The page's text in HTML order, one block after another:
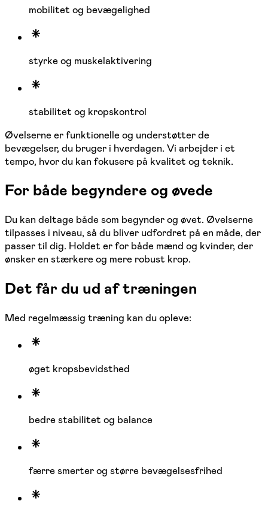
mobilitet og bevægelighed
styrke og muskelaktivering
stabilitet og kropskontrol
Øvelserne er funktionelle og understøtter de
bevægelser, du bruger i hverdagen. Vi arbejder i et
tempo, hvor du kan fokusere på kvalitet og teknik.
For både begyndere og øvede
Du kan deltage både som begynder og øvet. Øvelserne
tilpasses i niveau, så du bliver udfordret på en måde, der
passer til dig. Holdet er for både mænd og kvinder, der
ønsker en stærkere og mere robust krop.
Det får du ud af træningen
Med regelmæssig træning kan du opleve:
øget kropsbevidsthed
bedre stabilitet og balance
færre smerter og større bevægelsesfrihed